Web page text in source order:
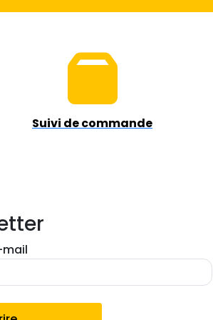
Suivi de commande